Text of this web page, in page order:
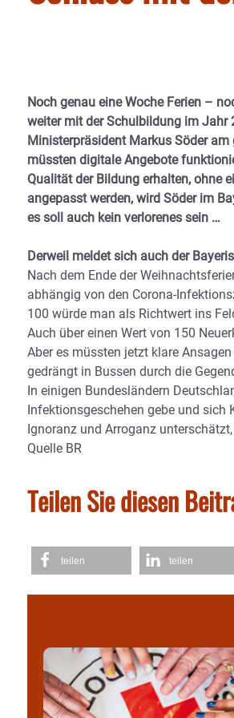
Noch genau eine Woche Ferien –
weiter mit der Schulbildung im Jahr
Ministerpräsident Markus Söder
müssten digitale Angebote
Qualität der Bildung erhalten, ohne
angepasst werden, wird Söder im
es soll auch kein verlorenes sein …
Derweil meldet sich auch der
Nach dem Ende der
abhängig von den Corona-
100 würde man als Richtwert ins
Auch über einen Wert von 150
Aber es müssten jetzt klare
gedrängt in Bussen durch die
In einigen Bundesländern
Infektionsgeschehen gebe und sich
Ignoranz und Arroganz
Quelle BR
Teilen Sie diesen
teilen teilen